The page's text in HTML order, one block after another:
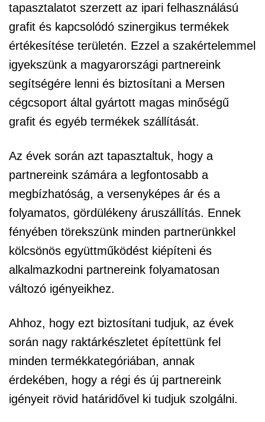
tapasztalatot szerzett az ipari felhasználású
grafit és kapcsolódó szinergikus termékek
értékesítése területén. Ezzel a szakértelemmel
igyekszünk a magyarországi partnereink
segítségére lenni és biztosítani a Mersen
cégcsoport által gyártott magas minőségű
grafit és egyéb termékek szállítását.
Az évek során azt tapasztaltuk, hogy a
partnereink számára a legfontosabb a
megbízhatóság, a versenyképes ár és a
folyamatos, gördülékeny áruszállítás. Ennek
fényében törekszünk minden partnerünkkel
kölcsönös együttműködést kiépíteni és
alkalmazkodni partnereink folyamatosan
változó igényeikhez.
Ahhoz, hogy ezt biztosítani tudjuk, az évek
során nagy raktárkészletet építettünk fel
minden termékkategóriában, annak
érdekében, hogy a régi és új partnereink
igényeit rövid határidővel ki tudjuk szolgálni.